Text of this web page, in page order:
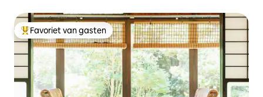
Topfavoriet van gasten
Favoriet van gasten